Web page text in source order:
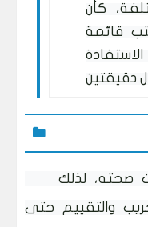
كأن
قائمة
صحته، لذلك
والتقييم حتى